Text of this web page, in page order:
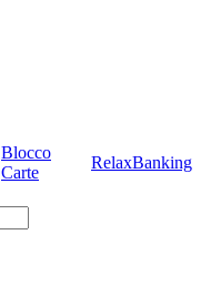
Blocco
Carte
RelaxBanking